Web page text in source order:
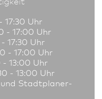
17:30 Uhr
- 17:00 Uhr
17:30 Uhr
- 17:00 Uhr
- 13:00 Uhr
- 13:00 Uhr
und Stadt­planer­